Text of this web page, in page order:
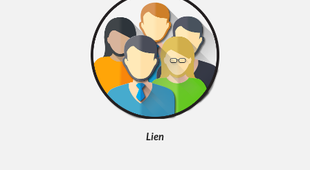
Lien